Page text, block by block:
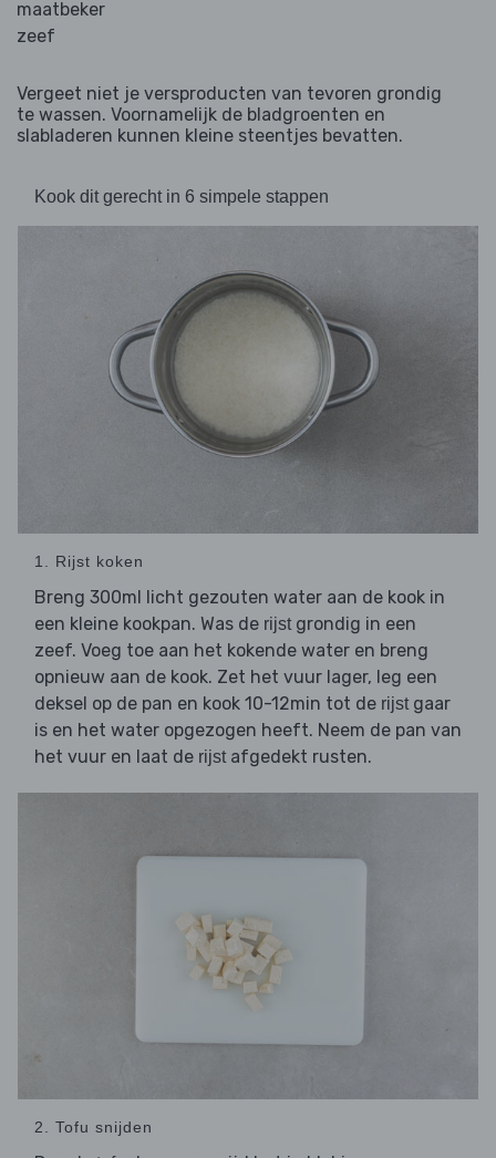
maatbeker
zeef
Vergeet niet je versproducten van tevoren grondig
te wassen. Voornamelijk de bladgroenten en
slabladeren kunnen kleine steentjes bevatten.
Kook dit gerecht in 6 simpele stappen
1. Rijst koken
Breng 300ml licht gezouten water aan de kook in
een kleine kookpan. Was de rijst grondig in een
zeef. Voeg toe aan het kokende water en breng
opnieuw aan de kook. Zet het vuur lager, leg een
deksel op de pan en kook 10-12min tot de rijst gaar
is en het water opgezogen heeft. Neem de pan van
het vuur en laat de rijst afgedekt rusten.
2. Tofu snijden